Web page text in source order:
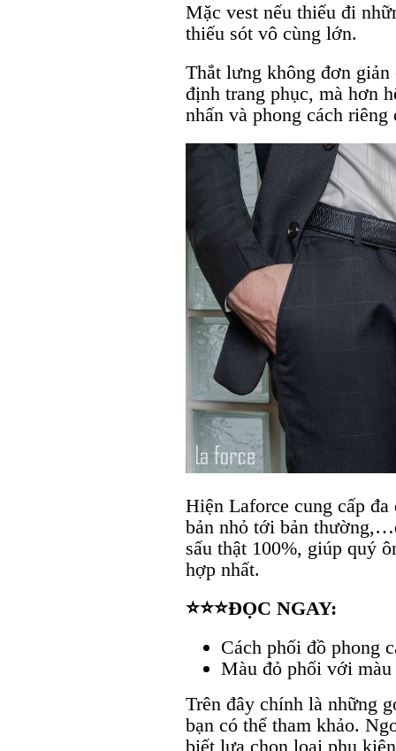
Mặc vest nếu thiếu đi
thiếu sót vô cùng lớn.
Thắt lưng không đơn
định trang phục, mà hơn
nhấn và phong cách
Hiện Laforce cung cấp
bản nhỏ tới bản
sấu thật 100%, giúp quý
hợp nhất.
⭐⭐⭐ĐỌC NGAY:
Cách phối đồ phong
Màu đỏ phối với
Trên đây chính là những
bạn có thể tham khảo.
biết lựa chọn loại phụ